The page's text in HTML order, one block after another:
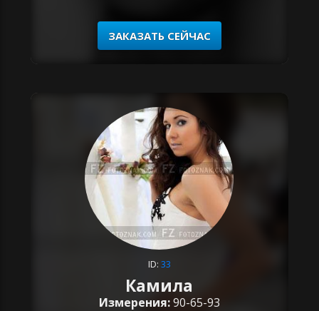
ЗАКАЗАТЬ СЕЙЧАС
ID: 33
Камила
Измерения:90-65-93